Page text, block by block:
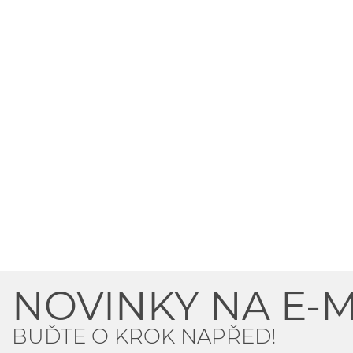
NOVINKY NA E-
BUĎTE O KROK NAPŘED!